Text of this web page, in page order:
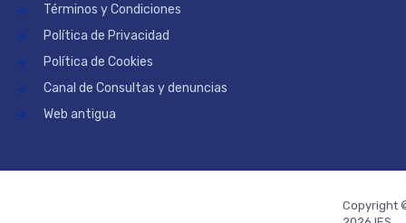
Términos y Condiciones
Política de Privacidad
Política de Cookies
Canal de Consultas y denuncias
Web antigua
Copyright